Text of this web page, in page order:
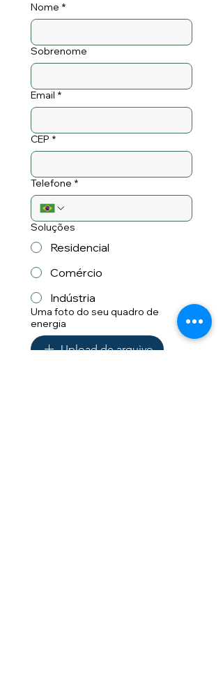
Nome *
Sobrenome
Email *
CEP *
Telefone *
Soluções
Residencial
Comércio
Indústria
Uma foto do seu quadro de
energia
Upload de arquivo